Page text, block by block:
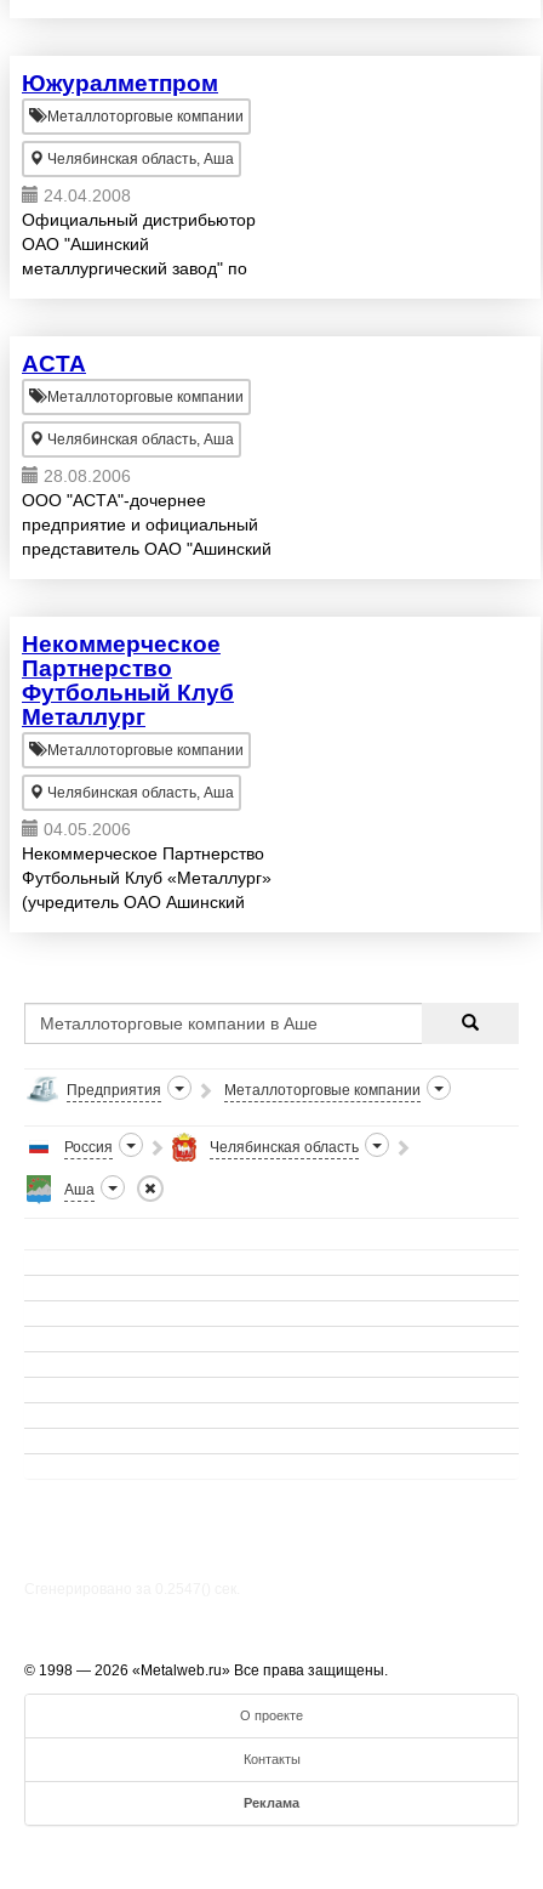
жаропрочных марок сталей.
Прокат листовой из углеродистой,
низколеги...
Южуралметпром
Металлоторговые компании
Челябинская область, Аша
24.04.2008
Официальный дистрибьютор
ОАО "Ашинский
металлургический завод" по
Ст3, Ст20, Ст20К, Ст45, 09Г2С,
30ХГСА, 40Х толщиной от 2 до
130мм а также заку...
АСТА
Металлоторговые компании
Челябинская область, Аша
28.08.2006
ООО "АСТА"-дочернее
предприятие и официальный
представитель ОАО "Ашинский
производства ОАО "АМЗ" марок
сталей ст3сп, ст10, ст20, ст45,
20К, 09Г2С, 16ГС, ...
Некоммерческое
Партнерство
Футбольный Клуб
Металлург
Металлоторговые компании
Челябинская область, Аша
04.05.2006
Некоммерческое Партнерство
Футбольный Клуб «Металлург»
(учредитель ОАО Ашинский
завод» предлагает: ст. 09Г2С
(до15...
Предприятия Металлоторговые компании
Россия Челябинская область
Аша
© 1998 — 2026 «Metalweb.ru» Все права защищены.
О проекте
Контакты
Реклама